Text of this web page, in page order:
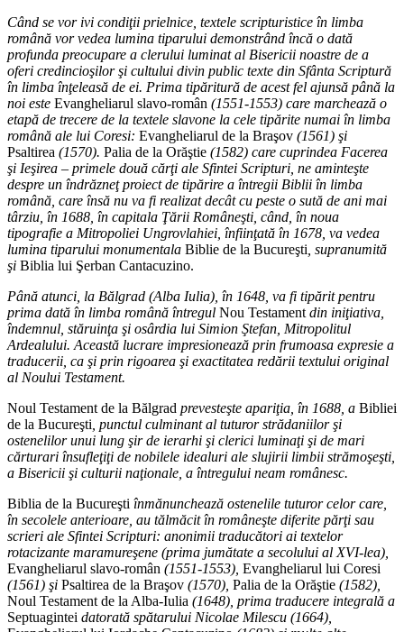
Când se vor ivi condiţii prielnice, textele scripturistice în limba
română vor vedea lumina tiparului demonstrând încă o dată
profunda preocupare a clerului luminat al Bisericii noastre de a
oferi credincioşilor şi cultului divin public texte din Sfânta Scriptură
în limba înţeleasă de ei. Prima tipăritură de acest fel ajunsă până la
noi este Evangheliarul slavo-român (1551-1553) care marchează o
etapă de trecere de la textele slavone la cele tipărite numai în limba
română ale lui Coresi: Evangheliarul de la Braşov (1561) şi
Psaltirea (1570). Palia de la Orăştie (1582) care cuprindea Facerea
şi Ieşirea – primele două cărţi ale Sfintei Scripturi, ne aminteşte
despre un îndrăzneţ proiect de tipărire a întregii Biblii în limba
română, care însă nu va fi realizat decât cu peste o sută de ani mai
târziu, în 1688, în capitala Ţării Româneşti, când, în noua
tipografie a Mitropoliei Ungrovlahiei, înfiinţată în 1678, va vedea
lumina tiparului monumentala Biblie de la Bucureşti , supranumită
şi Biblia lui Şerban Cantacuzino.
Până atunci, la Bălgrad (Alba Iulia), în 1648, va fi tipărit pentru
prima dată în limba română întregul Nou Testament din iniţiativa,
îndemnul, stăruinţa şi osârdia lui Simion Ştefan, Mitropolitul
Ardealului. Această lucrare impresionează prin frumoasa expresie a
traducerii, ca şi prin rigoarea şi exactitatea redării textului original
al Noului Testament.
Noul Testament de la Bălgrad prevesteşte apariţia, în 1688, a Bibliei
de la Bucureşti , punctul culminant al tuturor strădaniilor şi
ostenelilor unui lung şir de ierarhi şi clerici luminaţi şi de mari
cărturari însufleţiţi de nobilele idealuri ale slujirii limbii strămoşeşti,
a Bisericii şi culturii naţionale, a întregului neam românesc.
Biblia de la Bucureşti înmănunchează ostenelile tuturor celor care,
în secolele anterioare, au tălmăcit în româneşte diferite părţi sau
scrieri ale Sfintei Scripturi: anonimii traducători ai textelor
rotacizante maramureşene (prima jumătate a secolului al XVI-lea),
Evangheliarul slavo-român (1551-1553), Evangheliarul lui Coresi
(1561) şi Psaltirea de la Braşov (1570), Palia de la Orăştie (1582),
Noul Testament de la Alba-Iulia (1648), prima traducere integrală a
Septuagintei datorată spătarului Nicolae Milescu (1664),